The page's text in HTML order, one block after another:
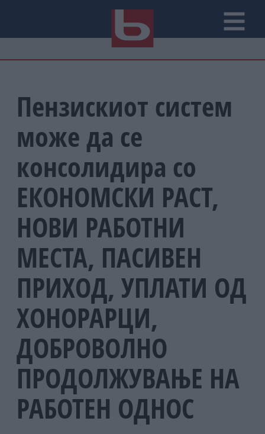
Пензискиот систем
може да се
консолидира со
ЕКОНОМСКИ РАСТ,
НОВИ РАБОТНИ
МЕСТА, ПАСИВЕН
ПРИХОД, УПЛАТИ ОД
ХОНОРАРЦИ,
ДОБРОВОЛНО
ПРОДОЛЖУВАЊЕ НА
РАБОТЕН ОДНОС